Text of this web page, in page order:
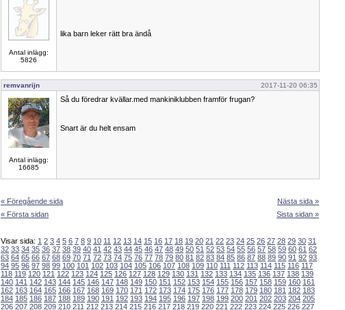
Antal inlägg:
5826
lika barn leker rätt bra ändå
remvanrijn 2017-11-20 06:35
Antal inlägg:
16685
Så du föredrar kvällar.med mankiniklubben framför frugan?
Snart är du helt ensam
« Föregående sida
« Första sidan
Nästa sida »
Sista sidan »
Visar sida: 1 2 3 4 5 6 7 8 9 10 11 12 13 14 15 16 17 18 19 20 21 22 23 24 25 26 27 28 29 30 31
32 33 34 35 36 37 38 39 40 41 42 43 44 45 46 47 48 49 50 51 52 53 54 55 56 57 58 59 60 61 62
63 64 65 66 67 68 69 70 71 72 73 74 75 76 77 78 79 80 81 82 83 84 85 86 87 88 89 90 91 92 93
94 95 96 97 98 99 100 101 102 103 104 105 106 107 108 109 110 111 112 113 114 115 116 117
118 119 120 121 122 123 124 125 126 127 128 129 130 131 132 133 134 135 136 137 138 139
140 141 142 143 144 145 146 147 148 149 150 151 152 153 154 155 156 157 158 159 160 161
162 163 164 165 166 167 168 169 170 171 172 173 174 175 176 177 178 179 180 181 182 183
184 185 186 187 188 189 190 191 192 193 194 195 196 197 198 199 200 201 202 203 204 205
206 207 208 209 210 211 212 213 214 215 216 217 218 219 220 221 222 223 224 225 226 227